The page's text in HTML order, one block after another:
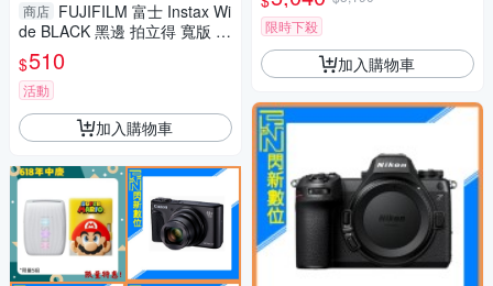
商店 FUJIFILM 富士 Instax Wi
de BLACK 黑邊 拍立得 寬版 公
司貨
$510
活動
加入購物車
限時下殺
加入購物車